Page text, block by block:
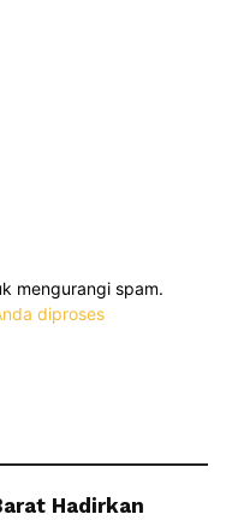
mengurangi spam.
diproses
Hadirkan